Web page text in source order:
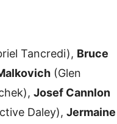
Tancredi), Bruce
(Glen
Josef Cannlon
Daley), Jermaine